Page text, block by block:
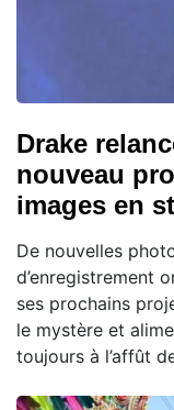
Drake
nouveau
images en
De nouvelles
d’enregistrement
ses prochains
le mystère et
toujours à l’affût